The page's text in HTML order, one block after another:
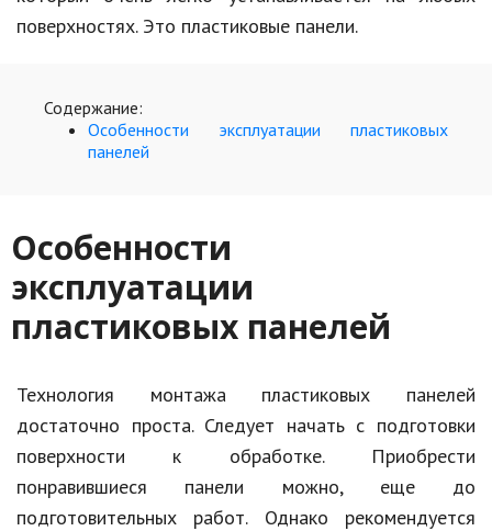
Красота и здоровье
Авто, мото
Дом и сад
Спорт и фитнес
Психология и отношения
Творчество и рукоделие
Разное
Работа и бизнес
Животные
Еда и напитки
поверхностях. Это пластиковые панели.
Содержание:
Особенности эксплуатации пластиковых
панелей
Особенности
эксплуатации
пластиковых панелей
Технология монтажа пластиковых панелей
достаточно проста. Следует начать с подготовки
поверхности к обработке. Приобрести
понравившиеся панели можно, еще до
подготовительных работ. Однако рекомендуется